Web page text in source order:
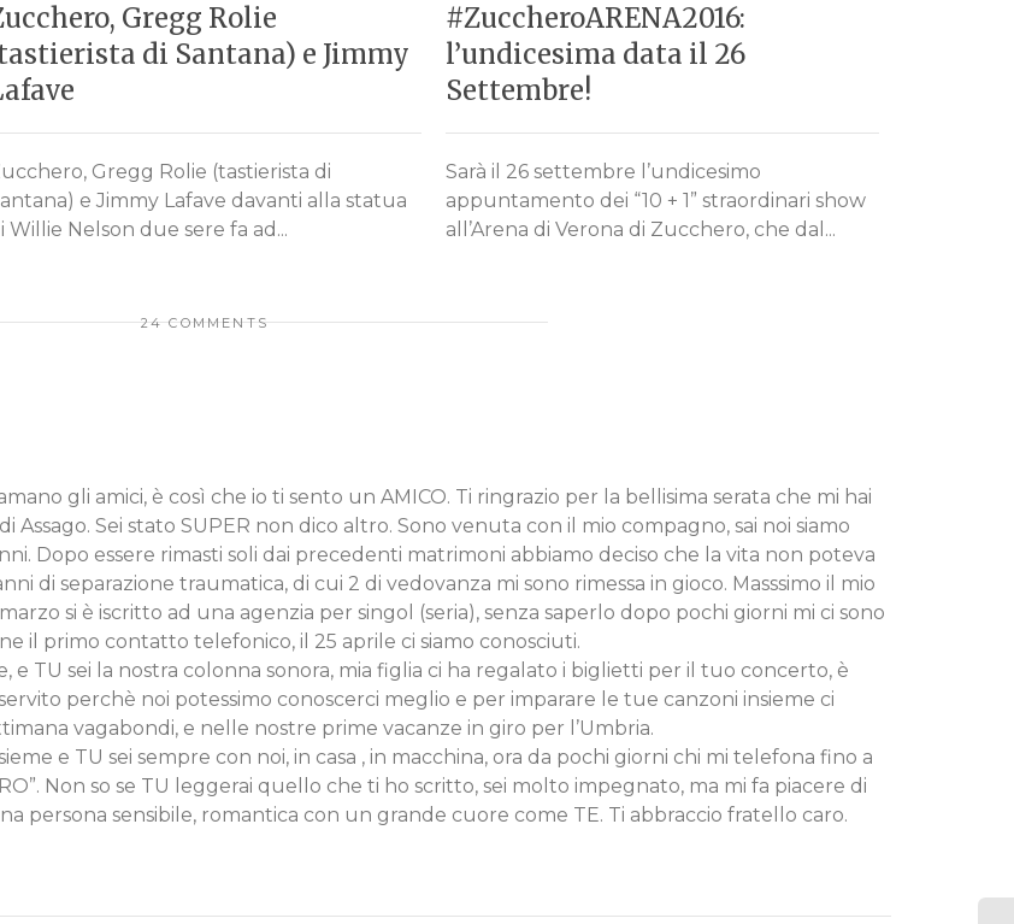
Gregg Rolie
di Santana) e Jimmy
Gregg Rolie (tastierista di
e Jimmy Lafave davanti alla statua
Willie Nelson due sere fa ad...
#ZuccheroARENA2016:
l’undicesima data il 26
Settembre!
Sarà il 26 settembre l’undicesimo
appuntamento dei “10 + 1” straordinari show
all’Arena di Verona di Zucchero, che dal...
24 COMMENTS
gli amici, è così che io ti sento un AMICO. Ti ringrazio per la bellisima serata che mi hai
Sei stato SUPER non dico altro. Sono venuta con il mio compagno, sai noi siamo
Dopo essere rimasti soli dai precedenti matrimoni abbiamo deciso che la vita non poteva
di separazione traumatica, di cui 2 di vedovanza mi sono rimessa in gioco. Masssimo il mio
si è iscritto ad una agenzia per singol (seria), senza saperlo dopo pochi giorni mi ci sono
il primo contatto telefonico, il 25 aprile ci siamo conosciuti.
e TU sei la nostra colonna sonora, mia figlia ci ha regalato i biglietti per il tuo concerto, è
perchè noi potessimo conoscerci meglio e per imparare le tue canzoni insieme ci
vagabondi, e nelle nostre prime vacanze in giro per l’Umbria.
e TU sei sempre con noi, in casa , in macchina, ora da pochi giorni chi mi telefona fino a
Non so se TU leggerai quello che ti ho scritto, sei molto impegnato, ma mi fa piacere di
persona sensibile, romantica con un grande cuore come TE. Ti abbraccio fratello caro.